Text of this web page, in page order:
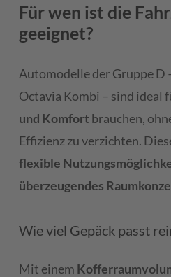
Für wen ist die
geeignet?
Automodelle der Gruppe D
Octavia Kombi – sind ideal
und Komfort brauchen,
Effizienz zu verzichten.
flexible
überzeugendes
Wie viel Gepäck passt
Mit einem